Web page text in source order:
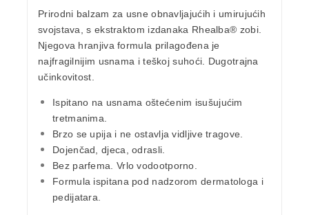
Prirodni balzam za usne obnavljajućih i umirujućih
svojstava, s ekstraktom izdanaka Rhealba® zobi.
Njegova hranjiva formula prilagođena je
najfragilnijim usnama i teškoj suhoći. Dugotrajna
učinkovitost.
Ispitano na usnama oštećenim isušujućim
tretmanima.
Brzo se upija i ne ostavlja vidljive tragove.
Dojenčad, djeca, odrasli.
Bez parfema. Vrlo vodootporno.
Formula ispitana pod nadzorom dermatologa i
pedijatara.